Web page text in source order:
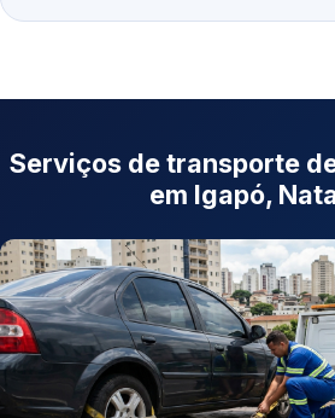
Serviços de transporte
em Igapó,